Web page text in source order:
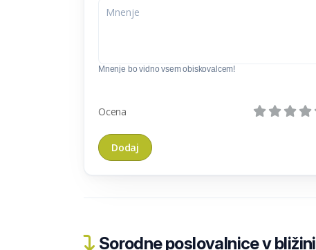
Mnenje bo vidno vsem obiskovalcem!
Ocena
Sorodne poslovalnice v bližini